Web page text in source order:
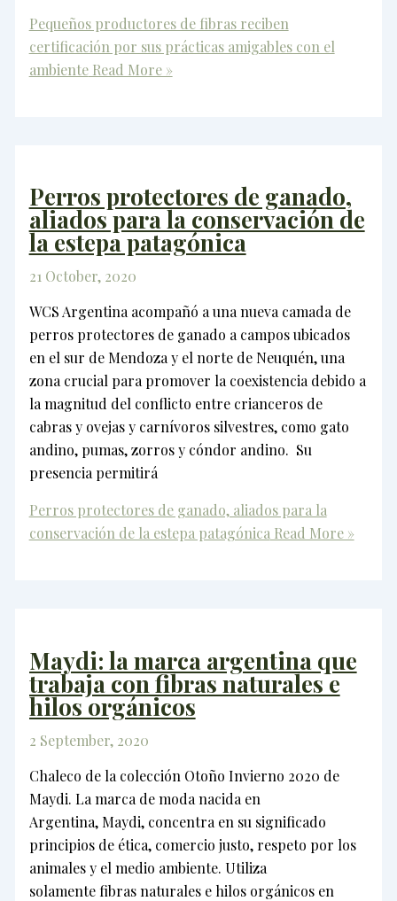
Pequeños productores de fibras reciben
certificación por sus prácticas amigables con el
ambienteRead More »
Perros protectores de ganado,
aliados para la conservación de
la estepa patagónica
21 October, 2020
WCS Argentina acompañó a una nueva camada de
perros protectores de ganado a campos ubicados
en el sur de Mendoza y el norte de Neuquén, una
zona crucial para promover la coexistencia debido a
la magnitud del conflicto entre crianceros de
cabras y ovejas y carnívoros silvestres, como gato
andino, pumas, zorros y cóndor andino. Su
presencia permitirá
Perros protectores de ganado, aliados para la
conservación de la estepa patagónicaRead More »
Maydi: la marca argentina que
trabaja con fibras naturales e
hilos orgánicos
2 September, 2020
Chaleco de la colección Otoño Invierno 2020 de
Maydi. La marca de moda nacida en
Argentina, Maydi, concentra en su significado
principios de ética, comercio justo, respeto por los
animales y el medio ambiente. Utiliza
solamente fibras naturales e hilos orgánicos en